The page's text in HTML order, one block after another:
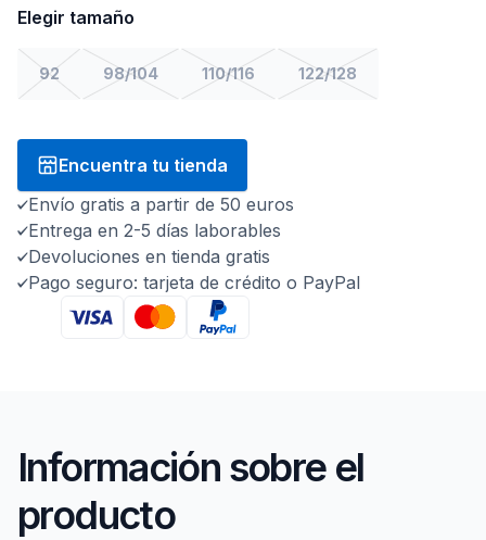
Elegir tamaño
92 98/104 110/116 122/128
Encuentra tu tienda
Envío gratis a partir de 50 euros
Entrega en 2-5 días laborables
Devoluciones en tienda gratis
Pago seguro: tarjeta de crédito o PayPal
Información sobre el
producto